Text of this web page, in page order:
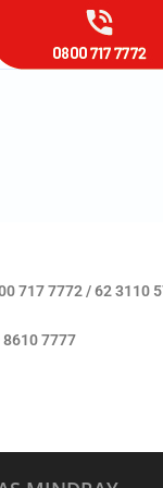
717 7772 / 62 3110
7777